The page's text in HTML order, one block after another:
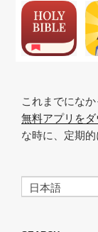
ン
これまでにな
無料アプリをダ
な時に、定期
日本語